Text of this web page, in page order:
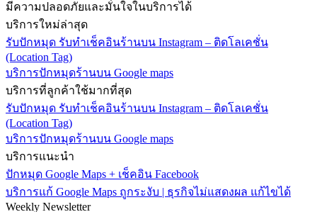
มีความปลอดภัยและมั่นใจในบริการได้
บริการใหม่ล่าสุด
รับปักหมุด รับทำเช็คอินร้านบน Instagram – ติดโลเคชั่น
(Location Tag)
บริการปักหมุดร้านบน Google maps
บริการที่ลูกค้าใช้มากที่สุด
รับปักหมุด รับทำเช็คอินร้านบน Instagram – ติดโลเคชั่น
(Location Tag)
บริการปักหมุดร้านบน Google maps
บริการแนะนำ
ปักหมุด Google Maps + เช็คอิน Facebook
บริการแก้ Google Maps ถูกระงับ | ธุรกิจไม่แสดงผล แก้ไขได้
Weekly Newsletter